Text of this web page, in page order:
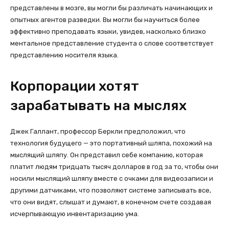
представлены в мозге, вы могли бы различать начинающих и
опытных агентов разведки. Вы могли бы научиться более
эффективно преподавать языки, увидев, насколько близко
ментальное представление студента о слове соответствует
представлению носителя языка.
Корпорации хотят
зарабатывать на мыслях
Джек Галлант, профессор Беркли предположил, что
технология будущего — это портативный шляпа, похожий на
мыслящий шляпу. Он представил себе компанию, которая
платит людям тридцать тысяч долларов в год за то, чтобы они
носили мыслящий шляпу вместе с очками для видеозаписи и
другими датчиками, что позволяют системе записывать все,
что они видят, слышат и думают, в конечном счете создавая
исчерпывающую инвентаризацию ума.